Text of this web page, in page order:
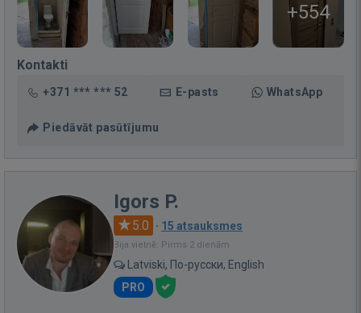
+554
Kontakti
+371 *** *** 52 E-pasts WhatsApp
Piedāvāt pasūtījumu
Igors P.
5.0 · 15 atsauksmes
Bija vietnē: Pirms 2 dienām
Latviski, По-русски, English
PRO